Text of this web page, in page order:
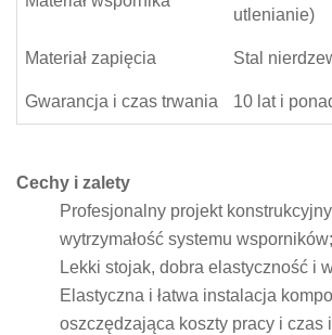
utlenianie)
Materiał zapięcia Stal
Gwarancja i czas trwania 10 lat i
Cechy i zalety
Profesjonalny projekt
wytrzymałość systemu wsporników;
Lekki stojak, dobra elastyczność i
Elastyczna i łatwa instalacja
oszczędzająca koszty pracy i czas